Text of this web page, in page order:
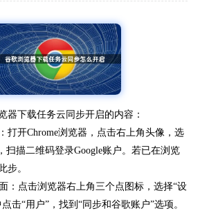
器下载任务云同步开启的内容：
打开Chrome浏览器，点击右上角头像，选
扫描二维码登录Google账户。若已在浏览
步。
：点击浏览器右上角三个点图标，选择“设
击“用户”，找到“同步和谷歌账户”选项。